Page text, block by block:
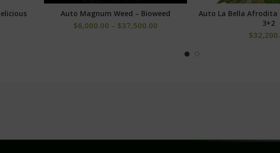
SELECCIONAR OPCIONES
Auto Magnum Weed – Bioweed
$6,000.00 – $37,500.00
AÑADIR AL
Auto La Bella Afrodita
3+2
$